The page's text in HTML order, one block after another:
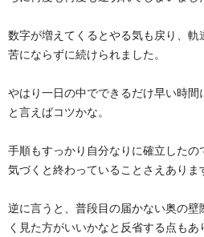
数字が増えてくるとやる気も戻り、
苦にならずに続けられました。
やはり一日の中でできるだけ早い時
と言えばコツかな。
手順もすっかり自分なりに確立した
気づくと終わっていることさえありま
逆に言うと、普段目の届かない奥の壁
く見た方がいいかなと反省する点もあ